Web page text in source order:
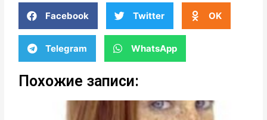
Facebook Twitter OK
Telegram WhatsApp
Похожие записи: